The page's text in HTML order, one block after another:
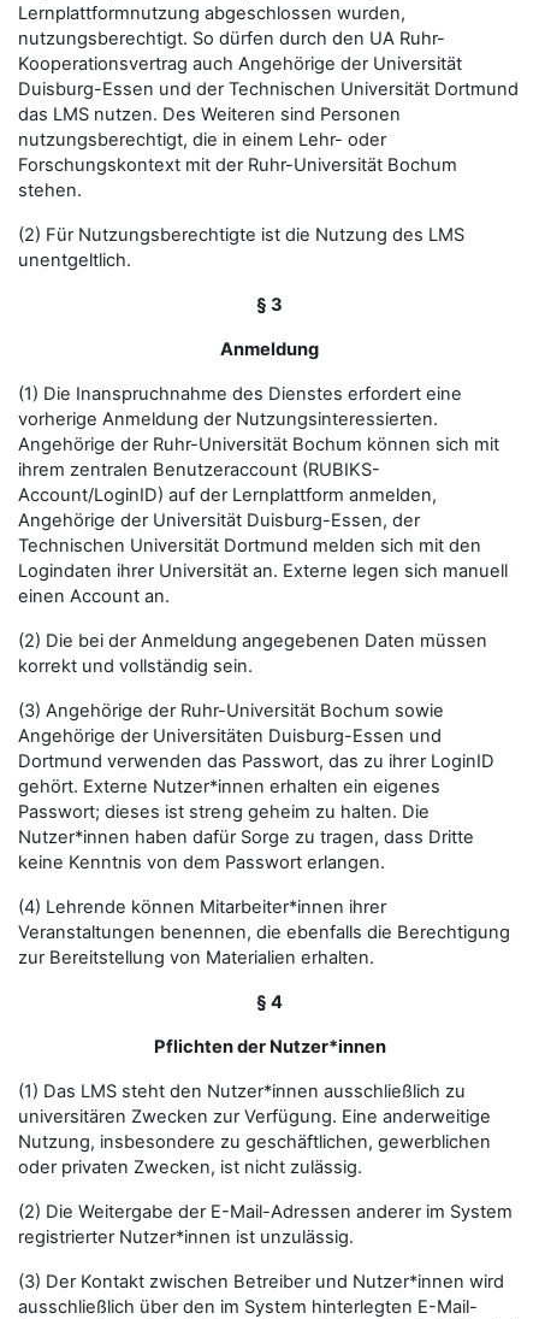
Lernplattformnutzung abgeschlossen wurden,
nutzungsberechtigt. So dürfen durch den UA Ruhr-
Kooperationsvertrag auch Angehörige der Universität
Duisburg-Essen und der Technischen Universität Dortmund
das LMS nutzen. Des Weiteren sind Personen
nutzungsberechtigt, die in einem Lehr- oder
Forschungskontext mit der Ruhr-Universität Bochum
stehen.
(2) Für Nutzungsberechtigte ist die Nutzung des LMS
unentgeltlich.
§ 3
Anmeldung
(1) Die Inanspruchnahme des Dienstes erfordert eine
vorherige Anmeldung der Nutzungsinteressierten.
Angehörige der Ruhr-Universität Bochum können sich mit
ihrem zentralen Benutzeraccount (RUBIKS-
Account/LoginID) auf der Lernplattform anmelden,
Angehörige der Universität Duisburg-Essen, der
Technischen Universität Dortmund melden sich mit den
Logindaten ihrer Universität an. Externe legen sich manuell
einen Account an.
(2) Die bei der Anmeldung angegebenen Daten müssen
korrekt und vollständig sein.
(3) Angehörige der Ruhr-Universität Bochum sowie
Angehörige der Universitäten Duisburg-Essen und
Dortmund verwenden das Passwort, das zu ihrer LoginID
gehört. Externe Nutzer*innen erhalten ein eigenes
Passwort; dieses ist streng geheim zu halten. Die
Nutzer*innen haben dafür Sorge zu tragen, dass Dritte
keine Kenntnis von dem Passwort erlangen.
(4) Lehrende können Mitarbeiter*innen ihrer
Veranstaltungen benennen, die ebenfalls die Berechtigung
zur Bereitstellung von Materialien erhalten.
§ 4
Pflichten der Nutzer*innen
(1) Das LMS steht den Nutzer*innen ausschließlich zu
universitären Zwecken zur Verfügung. Eine anderweitige
Nutzung, insbesondere zu geschäftlichen, gewerblichen
oder privaten Zwecken, ist nicht zulässig.
(2) Die Weitergabe der E-Mail-Adressen anderer im System
registrierter Nutzer*innen ist unzulässig.
(3) Der Kontakt zwischen Betreiber und Nutzer*innen wird
ausschließlich über den im System hinterlegten E-Mail-